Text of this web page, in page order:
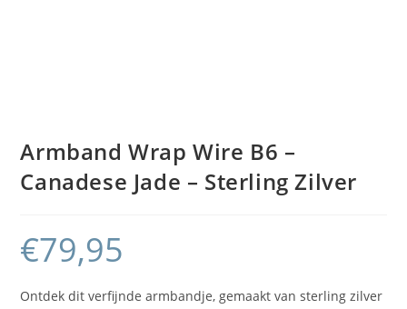
Armband Wrap Wire B6 –
Canadese Jade – Sterling Zilver
€79,95
Ontdek dit verfijnde armbandje, gemaakt van sterling zilver